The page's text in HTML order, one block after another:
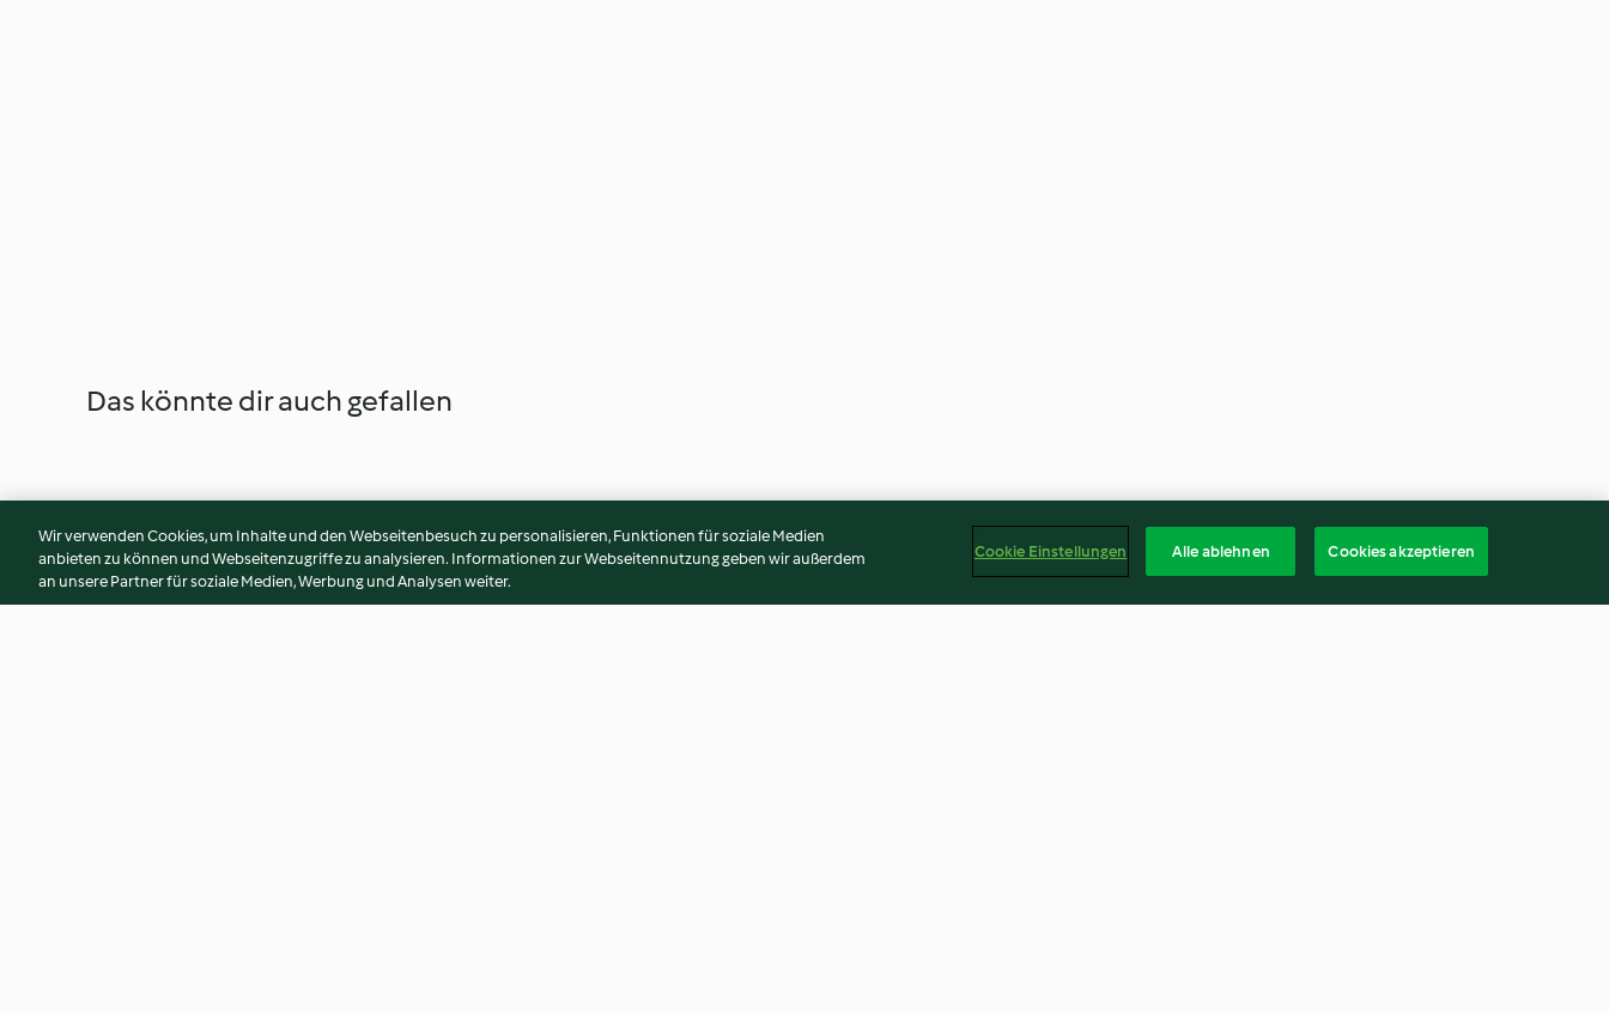
Das könnte dir auch gefallen
Wir verwenden Cookies, um Inhalte und den Webseitenbesuch zu personalisieren, Funktionen für soziale Medien
anbieten zu können und Webseitenzugriffe zu analysieren. Informationen zur Webseitennutzung geben wir außerdem
an unsere Partner für soziale Medien, Werbung und Analysen weiter.
Cookie Einstellungen Alle ablehnen Cookies akzeptieren